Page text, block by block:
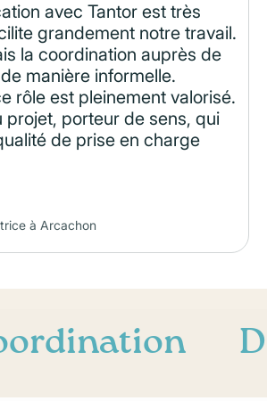
avec Tantor est très
grandement notre travail.
la coordination auprès de
manière informelle.
rôle est pleinement valorisé.
projet, porteur de sens, qui
de prise en charge
à Arcachon